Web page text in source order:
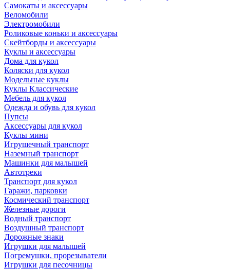
Самокаты и аксессуары
Веломобили
Электромобили
Роликовые коньки и аксессуары
Скейтборды и аксессуары
Куклы и аксессуары
Дома для кукол
Коляски для кукол
Модельные куклы
Куклы Классические
Мебель для кукол
Одежда и обувь для кукол
Пупсы
Аксессуары для кукол
Куклы мини
Игрушечный транспорт
Наземный транспорт
Машинки для малышей
Автотреки
Транспорт для кукол
Гаражи, парковки
Космический транспорт
Железные дороги
Водный транспорт
Воздушный транспорт
Дорожные знаки
Игрушки для малышей
Погремушки, прорезыватели
Игрушки для песочницы